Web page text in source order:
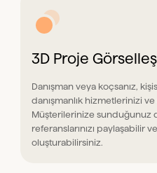
3D Proje
Danışman veya koçsanız,
danışmanlık hizmetlerinizi ve
Müşterilerinize sunduğunuz
referanslarınızı paylaşabilir
oluşturabilirsiniz.